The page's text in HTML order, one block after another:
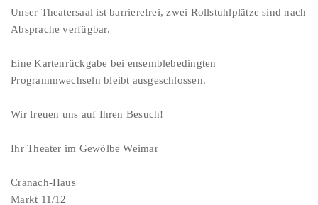
Unser Theatersaal ist barrierefrei, zwei Rollstuhlplätze sind nach
Absprache verfügbar.
Eine Kartenrückgabe bei ensemblebedingten
Programmwechseln bleibt ausgeschlossen.
Wir freuen uns auf Ihren Besuch!
Ihr Theater im Gewölbe Weimar
Cranach-Haus
Markt 11/12